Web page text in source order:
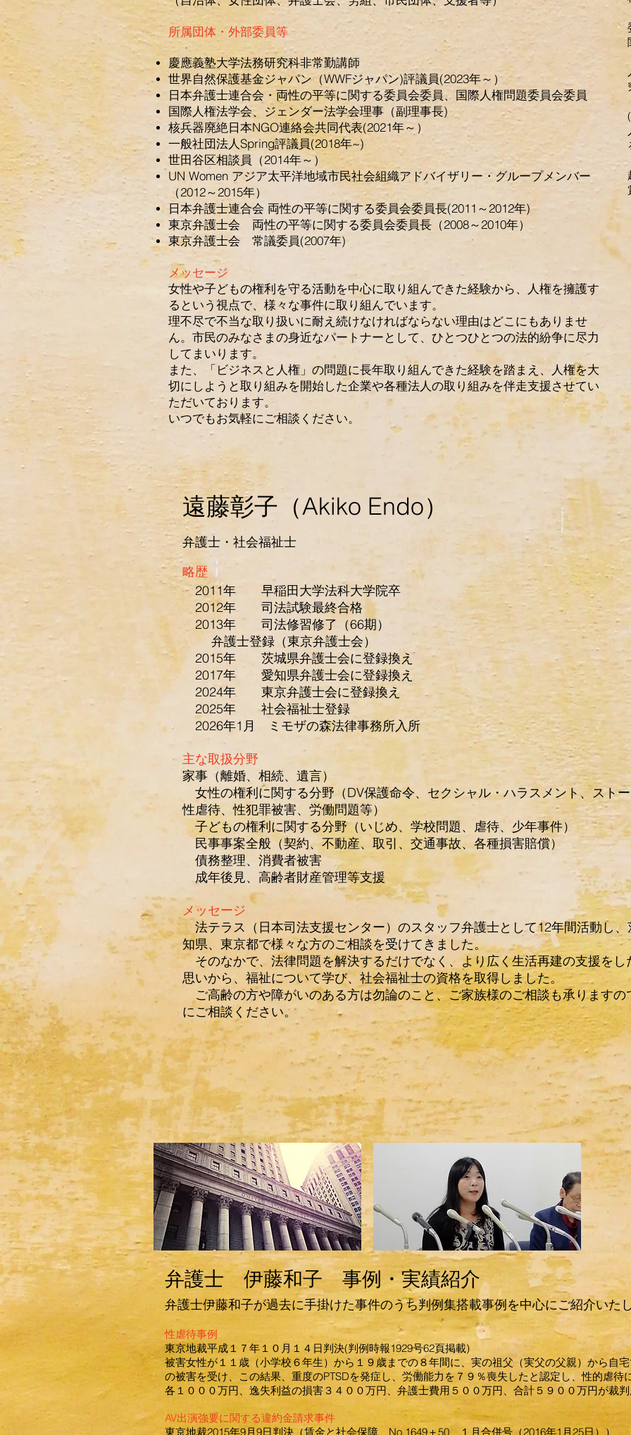
所属団体・外部委員等
慶應義塾大学法務研究科非常勤講師
世界自然保護基金ジャパン（WWFジャパン)評議員(2023年～）
日本弁護士連合会・両性の平等に関する委員会委員、国際人権問題委員会委員
国際人権法学会、ジェンダー法学会理事（副理事長)
核兵器廃絶日本NGO連絡会共同代表(2021年～）
一般社団法人Spring評議員(2018年~)
世田谷区相談員（2014年～）
UN Women アジア太平洋地域市民社会組織アドバイザリー・グループメンバー
（2012～2015年）
日本弁護士連合会 両性の平等に関する委員会委員長(2011～2012年)
東京弁護士会 両性の平等に関する委員会委員長（2008～2010年）
東京弁護士会 常議委員(2007年)
メッセージ
​女性や子どもの権利を守る活動を中心に取り組んできた経験から、人権を擁護す
るという視点で、様々な事件に取り組んでいます。
理不尽で不当な取り扱いに耐え続けなければならない理由はどこにもありませ
ん。市民のみなさまの身近なパートナーとして、ひとつひとつの法的紛争に尽力
してまいります。
また、「ビジネスと人権」の問題に長年取り組んできた経験を踏まえ、人権を大
切にしようと取り組みを開始した企業や各種法人の取り組みを伴走支援させてい
ただいております。
いつでもお気軽にご相談ください。
遠藤彰子（Akiko Endo）
弁護士・社会福祉士
略歴
2011年 早稲田大学法科大学院卒
2012年 司法試験最終合格
2013年 司法修習修了（66期）
弁護士登録（東京弁護士会）
2015年 茨城県弁護士会に登録換え
2017年 愛知県弁護士会に登録換え
2024年 東京弁護士会に登録換え
2025年 社会福祉士登録
2026年1月 ミモザの森法律事務所入所
主な取扱分野
家事（離婚、相続、遺言）
女性の権利に関する分野（DV保護命令、セクシャル・ハラスメント、スト
性虐待、性犯罪被害、労働問題等）
子どもの権利に関する分野（いじめ、学校問題、虐待、少年事件）
民事事案全般（契約、不動産、取引、交通事故、各種損害賠償）
債務整理、消費者被害
成年後見、高齢者財産管理等支援
メッセージ
法テラス（日本司法支援センター）のスタッフ弁護士として12年間活動し、
知県、東京都で様々な方のご相談を受けてきました。
そのなかで、法律問題を解決するだけでなく、より広く生活再建の支援をし
思いから、福祉について学び、社会福祉士の資格を取得しました。
ご高齢の方や障がいのある方は勿論のこと、ご家族様のご相談も承りますの
にご相談ください。​
弁護士 伊藤和子 事例・実績紹介
弁護士伊藤和子が過去に手掛けた事件のうち判例集搭載事例を中心にご紹介いた
性虐待事例
東京地裁平成１７年１０月１４日判決(判例時報1929号62頁掲載)
被害女性が１１歳（小学校６年生）から１９歳までの８年間に、実の祖父（実父の父親）から自
の被害を受け、この結果、重度のPTSDを発症し、労働能力を７９％喪失したと認定し、性的虐待
各１０００万円、逸失利益の損害３４００万円、弁護士費用５００万円、合計５９００万円が裁
AV出演強要に関する違約金請求事件
東京地裁2015年9月9日判決（賃金と社会保障 No.1649＋50 １月合併号（2016年1月25日））